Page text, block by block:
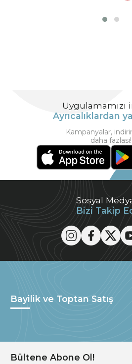
Sosyal
Bizi Takip
Uygulamamızı
Ayrıcalıklardan
Kampanyalar,
daha fazlası!
Bayilik ve Toptan Satış
Bültene Abone Ol!